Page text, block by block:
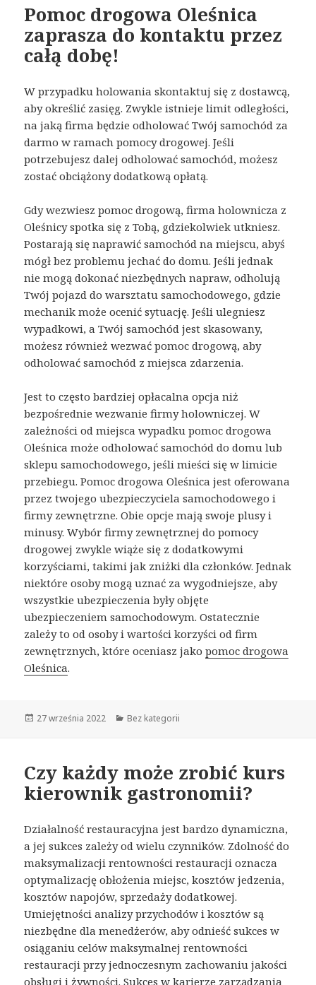
Pomoc drogowa Oleśnica
zaprasza do kontaktu przez
całą dobę!
W przypadku holowania skontaktuj się z dostawcą,
aby określić zasięg. Zwykle istnieje limit odległości,
na jaką firma będzie odholować Twój samochód za
darmo w ramach pomocy drogowej. Jeśli
potrzebujesz dalej odholować samochód, możesz
zostać obciążony dodatkową opłatą.
Gdy wezwiesz pomoc drogową, firma holownicza z
Oleśnicy spotka się z Tobą, gdziekolwiek utkniesz.
Postarają się naprawić samochód na miejscu, abyś
mógł bez problemu jechać do domu. Jeśli jednak
nie mogą dokonać niezbędnych napraw, odholują
Twój pojazd do warsztatu samochodowego, gdzie
mechanik może ocenić sytuację. Jeśli ulegniesz
wypadkowi, a Twój samochód jest skasowany,
możesz również wezwać pomoc drogową, aby
odholować samochód z miejsca zdarzenia.
Jest to często bardziej opłacalna opcja niż
bezpośrednie wezwanie firmy holowniczej. W
zależności od miejsca wypadku pomoc drogowa
Oleśnica może odholować samochód do domu lub
sklepu samochodowego, jeśli mieści się w limicie
przebiegu. Pomoc drogowa Oleśnica jest oferowana
przez twojego ubezpieczyciela samochodowego i
firmy zewnętrzne. Obie opcje mają swoje plusy i
minusy. Wybór firmy zewnętrznej do pomocy
drogowej zwykle wiąże się z dodatkowymi
korzyściami, takimi jak zniżki dla członków. Jednak
niektóre osoby mogą uznać za wygodniejsze, aby
wszystkie ubezpieczenia były objęte
ubezpieczeniem samochodowym. Ostatecznie
zależy to od osoby i wartości korzyści od firm
zewnętrznych, które oceniasz jakopomoc drogowa
Oleśnica.
Opublikowano
27 września 2022 Kategorie
Bez kategorii
Czy każdy może zrobić kurs
kierownik gastronomii?
Działalność restauracyjna jest bardzo dynamiczna,
a jej sukces zależy od wielu czynników. Zdolność do
maksymalizacji rentowności restauracji oznacza
optymalizację obłożenia miejsc, kosztów jedzenia,
kosztów napojów, sprzedaży dodatkowej.
Umiejętności analizy przychodów i kosztów są
niezbędne dla menedżerów, aby odnieść sukces w
osiąganiu celów maksymalnej rentowności
restauracji przy jednoczesnym zachowaniu jakości
obsługi i żywności. Sukces w karierze zarządzania